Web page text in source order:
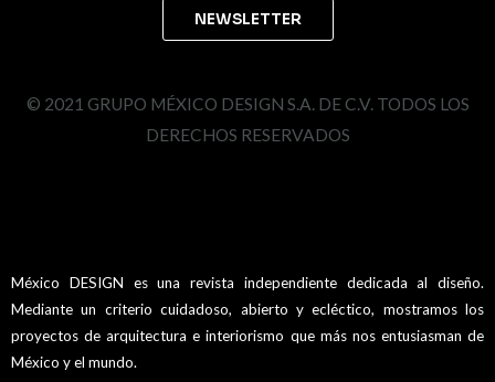
© 2021 GRUPO MÉXICO DESIGN S.A. DE C.V. TODOS LOS
DERECHOS RESERVADOS
México DESIGN es una revista independiente dedicada al diseño.
Mediante un criterio cuidadoso, abierto y ecléctico, mostramos los
proyectos de arquitectura e interiorismo que más nos entusiasman de
México y el mundo.